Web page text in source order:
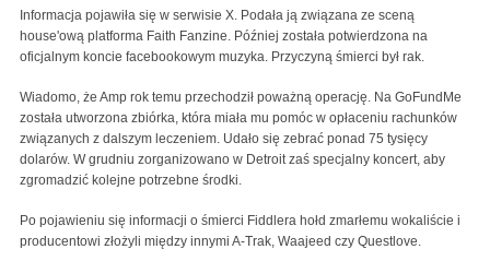
Informacja pojawiła się w serwisie X. Podała ją związana ze sceną
house'ową platforma Faith Fanzine. Później została potwierdzona na
oficjalnym koncie facebookowym muzyka. Przyczyną śmierci był rak.
Wiadomo, że Amp rok temu przechodził poważną operację. Na GoFundMe
została utworzona zbiórka, która miała mu pomóc w opłaceniu rachunków
związanych z dalszym leczeniem. Udało się zebrać ponad 75 tysięcy
dolarów. W grudniu zorganizowano w Detroit zaś specjalny koncert, aby
zgromadzić kolejne potrzebne środki.
Po pojawieniu się informacji o śmierci Fiddlera hołd zmarłemu wokaliście i
producentowi złożyli między innymi A-Trak, Waajeed czy Questlove.